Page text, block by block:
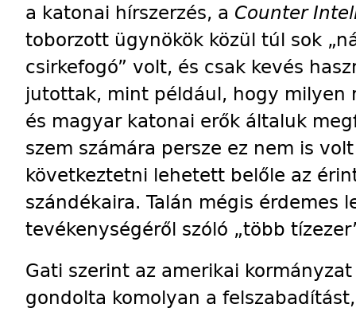
a katonai hírszerzés, a Counter
toborzott ügynökök közül túl sok
csirkefogó” volt, és csak kevés
jutottak, mint például, hogy milyen
és magyar katonai erők általuk
szem számára persze ez nem is
következtetni lehetett belőle az
szándékaira. Talán mégis érdemes
tevékenységéről szóló „több
Gati szerint az amerikai
gondolta komolyan a